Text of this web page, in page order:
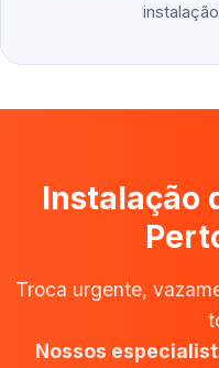
Instalação
Troca urgente,
Nossos